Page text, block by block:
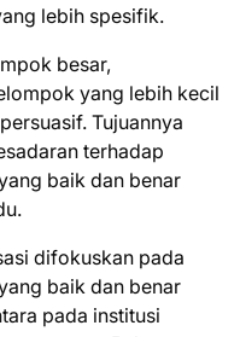
lebih spesifik.
besar,
yang lebih kecil
Tujuannya
terhadap
baik dan benar
difokuskan pada
baik dan benar
pada institusi